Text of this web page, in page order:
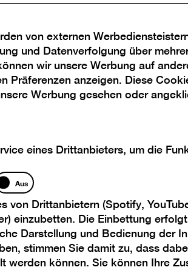
von externen
und Datenverfolgung über
wir unsere Werbung auf
Präferenzen anzeigen. Diese
Werbung gesehen oder
eines Drittanbieters, um die
Aus
von Drittanbietern (Spotify,
einzubetten. Die Einbettung
Darstellung und Bedienung der
stimmen Sie damit zu, dass
werden können. Sie können Ihre